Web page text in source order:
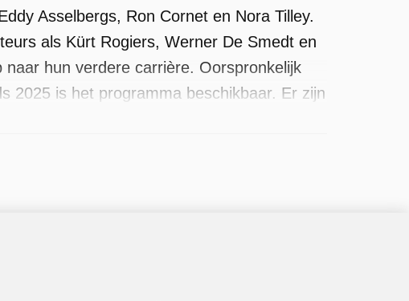
Asselbergs, Ron Cornet en Nora Tilley.
als Kürt Rogiers, Werner De Smedt en
hun verdere carrière. Oorspronkelijk
2025 is het programma beschikbaar. Er zijn